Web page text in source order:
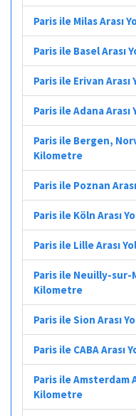
Paris ile Milas Arası
Paris ile Basel Arası
Paris ile Erivan
Paris ile Adana
Paris ile Bergen,
Kilometre
Paris ile Poznan
Paris ile Köln Arası
Paris ile Lille Arası
Paris ile Neuilly-sur-
Kilometre
Paris ile Sion Arası
Paris ile CABA Arası
Paris ile Amsterdam
Kilometre